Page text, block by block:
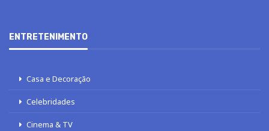
ENTRETENIMENTO
Casa e Decoração
Celebridades
Cinema & TV